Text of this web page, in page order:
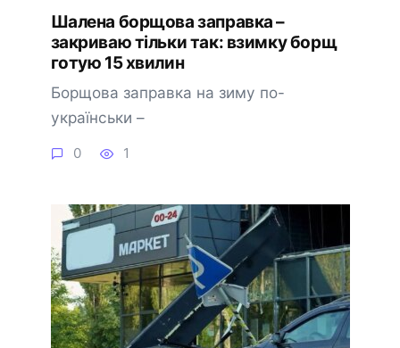
Шалена борщова заправка –
закриваю тільки так: взимку борщ
готую 15 хвилин
Борщова заправка на зиму по-
українськи –
0 1